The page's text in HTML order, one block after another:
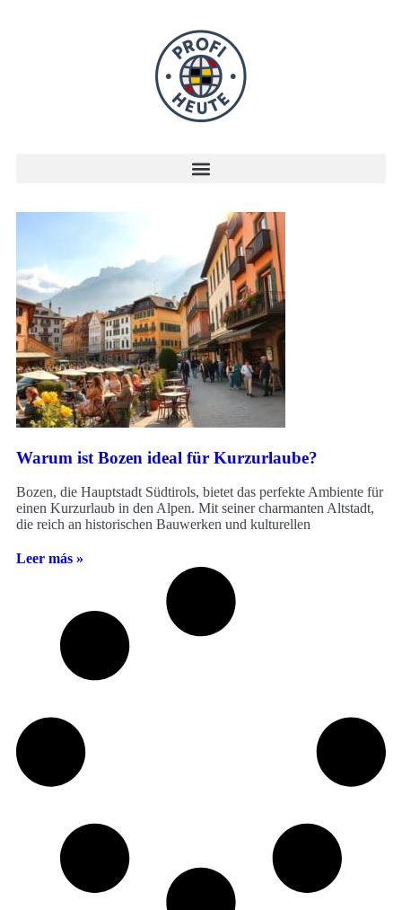
Warum ist Bozen ideal für Kurzurlaube?
Bozen, die Hauptstadt Südtirols, bietet das perfekte Ambiente für
einen Kurzurlaub in den Alpen. Mit seiner charmanten Altstadt,
die reich an historischen Bauwerken und kulturellen
Leer más »